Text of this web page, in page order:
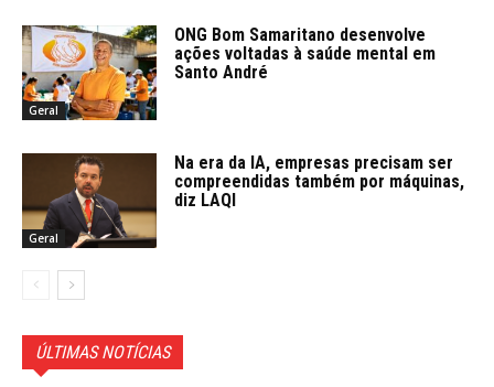
Geral
ONG Bom Samaritano desenvolve
ações voltadas à saúde mental em
Santo André
Geral
Na era da IA, empresas precisam ser
compreendidas também por máquinas,
diz LAQI
ÚLTIMAS NOTÍCIAS